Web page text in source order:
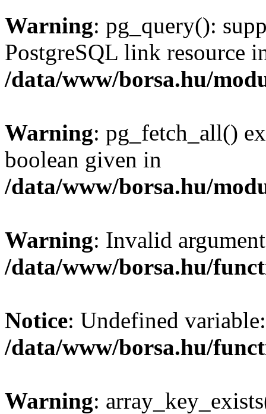
Warning: pg_query():
PostgreSQL link resource
/data/www/borsa.hu/
Warning: pg_fetch_all()
boolean given in
/data/www/borsa.hu/
Warning: Invalid
/data/www/borsa.hu/
Notice: Undefined
/data/www/borsa.hu/
Warning: